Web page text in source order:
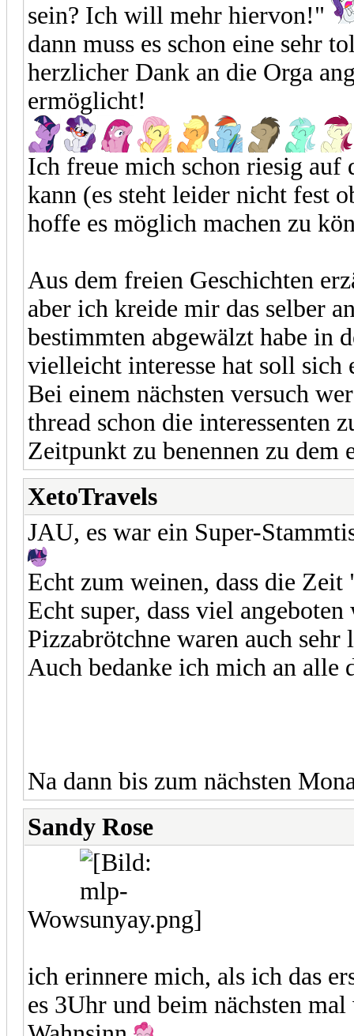
sein? Ich will mehr hiervon!"
dann muss es schon eine sehr
herzlicher Dank an die Orga
ermöglicht!
Ich freue mich schon riesig auf
kann (es steht leider nicht fest
hoffe es möglich machen zu
Aus dem freien Geschichten
aber ich kreide mir das selber
bestimmten abgewälzt habe in
vielleicht interesse hat soll
Bei einem nächsten versuch
thread schon die interessenten
Zeitpunkt zu benennen zu dem
XetoTravels
JAU, es war ein Super-
Echt zum weinen, dass die
Echt super, dass viel
Pizzabrötchne waren auch sehr
Auch bedanke ich mich an alle
Na dann bis zum nächsten
Sandy Rose
Wow
ich erinnere mich, als ich das
es 3Uhr und beim nächsten